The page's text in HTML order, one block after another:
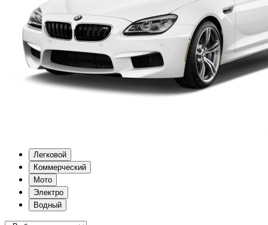
Легковой
Коммерческий
Мото
Электро
Водный